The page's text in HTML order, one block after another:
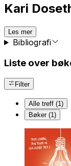
Kari
Les mer
Bibliografi
Liste over
Filter
Alle treff (1)
Bøker (1)